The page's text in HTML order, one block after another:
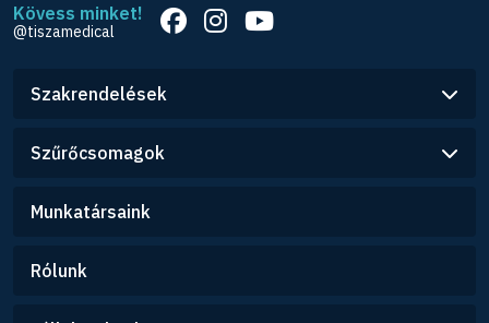
Kövess minket!
@tiszamedical
Szakrendelések
Szűrőcsomagok
Munkatársaink
Rólunk